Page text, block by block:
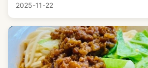
2025-11-22